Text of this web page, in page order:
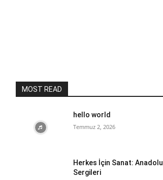
MOST READ
hello world
Temmuz 2, 2026
Herkes İçin Sanat: Anadolu
Sergileri